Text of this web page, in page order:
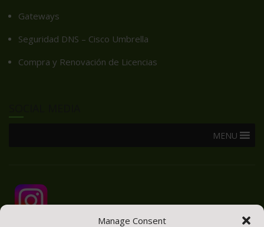
Manage Consent
Gateways
Seguridad DNS – Cisco Umbrella
Compra y Renovación de Licencias
MENU